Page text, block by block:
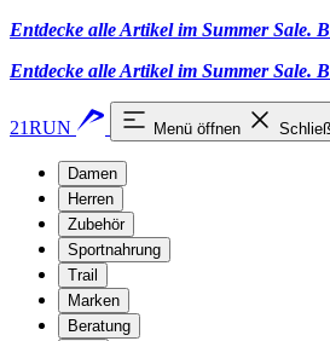
Entdecke alle Artikel im Summer Sale.
Entdecke alle Artikel im Summer Sale.
21RUN Menü öffnen
Damen
Herren
Zubehör
Sportnahrung
Trail
Marken
Beratung